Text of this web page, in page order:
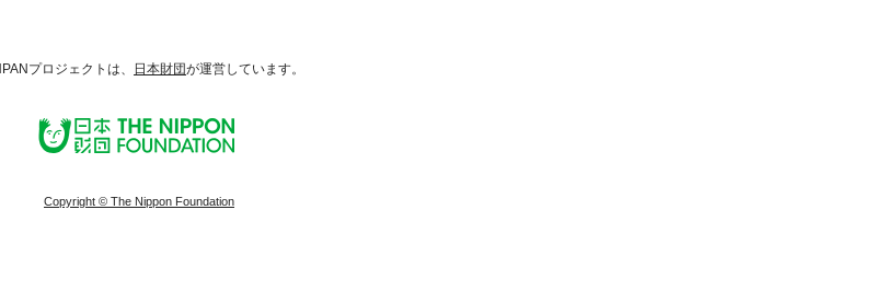
プロジェクトは、 日本財団が運営しています。
Copyright © The Nippon Foundation